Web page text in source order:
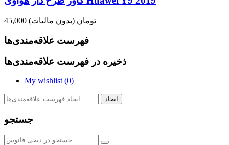
45,000 تومان (بدون مالیات)
فهرست علاقه‌مندی‌ها
ذخیره در فهرست علاقه‌مندی‌ها
My wishlist (0)
ایجاد
جستجو